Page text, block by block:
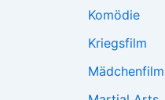
Komödie
Kriegsfilm
Mädchenfilm